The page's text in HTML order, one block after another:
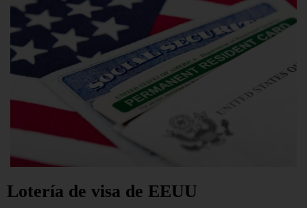
Lotería de visa de EEUU